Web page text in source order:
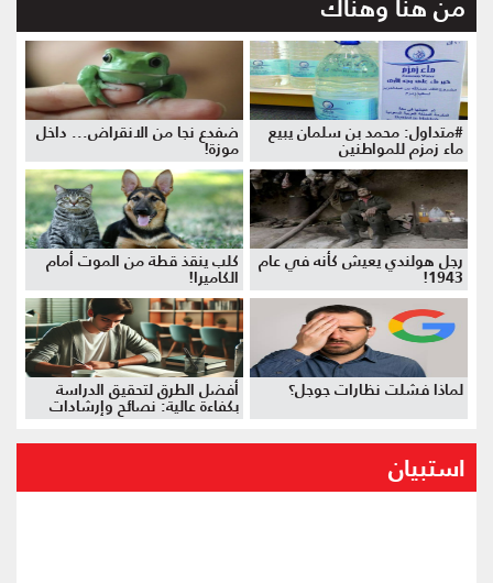
#متداول: محمد بن سلمان يبيع
ماء زمزم للمواطنين
ضفدع نجا من الانقراض... داخل
موزة!
رجل هولندي يعيش كأنه في عام
1943!
كلب ينقذ قطة من الموت أمام
الكاميرا!
لماذا فشلت نظارات جوجل؟ أفضل الطرق لتحقيق الدراسة
بكفاءة عالية: نصائح وإرشادات
استبيان